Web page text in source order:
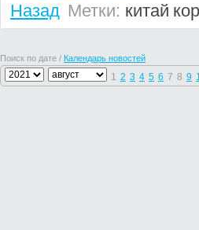
Назад Метки: китай
Поиск по дате / Календарь новостей
1 2 3 4 5 6 7 8 9